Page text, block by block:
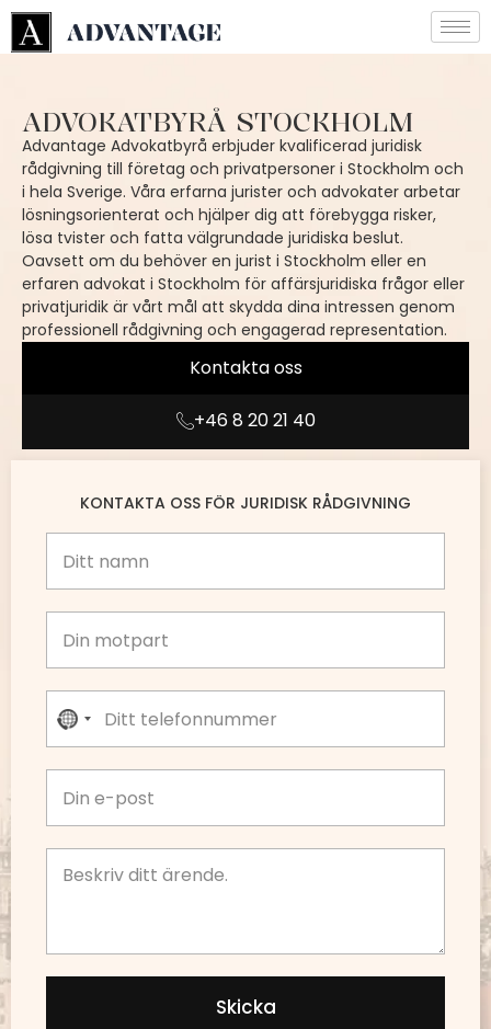
ADVOKATBYRÅ STOCKHOLM
Advantage Advokatbyrå erbjuder kvalificerad juridisk
rådgivning till företag och privatpersoner i Stockholm och
i hela Sverige. Våra erfarna jurister och advokater arbetar
lösningsorienterat och hjälper dig att förebygga risker,
lösa tvister och fatta välgrundade juridiska beslut.
Oavsett om du behöver en jurist i Stockholm eller en
erfaren advokat i Stockholm för affärsjuridiska frågor eller
privatjuridik är vårt mål att skydda dina intressen genom
professionell rådgivning och engagerad representation.
Kontakta oss
+46 8 20 21 40
KONTAKTA OSS FÖR JURIDISK RÅDGIVNING
No country selected
Skicka